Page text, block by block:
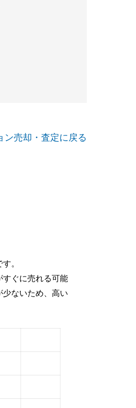
ン売却・査定に戻る
。
ぐに売れる可能
ないため、高い